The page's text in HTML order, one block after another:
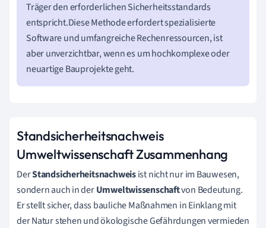
Träger den erforderlichen Sicherheitsstandards
entspricht.Diese Methode erfordert spezialisierte
Software und umfangreiche Rechenressourcen, ist
aber unverzichtbar, wenn es um hochkomplexe oder
neuartige Bauprojekte geht.
Standsicherheitsnachweis
Umweltwissenschaft Zusammenhang
DerStandsicherheitsnachweisist nicht nur im Bauwesen,
sondern auch in derUmweltwissenschaftvon Bedeutung.
Er stellt sicher, dass bauliche Maßnahmen in Einklang mit
der Natur stehen und ökologische Gefährdungen vermieden